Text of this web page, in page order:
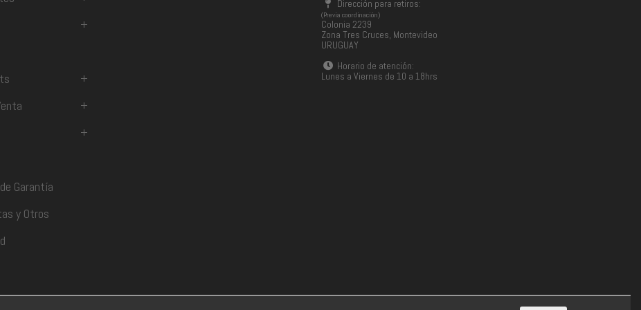
+
+
+
+
Garantía
y Otros
Dirección para retiros:
(Previa coordinación)
Colonia 2239
Zona Tres Cruces, Montevideo
URUGUAY
Horario de atención:
Lunes a Viernes de 10 a 18hrs